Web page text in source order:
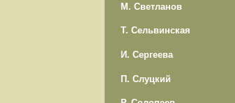
М. Светланов
Т. Сельвинская
И. Сергеева
П. Слуцкий